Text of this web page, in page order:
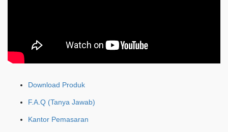
Download Produk
F.A.Q (Tanya Jawab)
Kantor Pemasaran